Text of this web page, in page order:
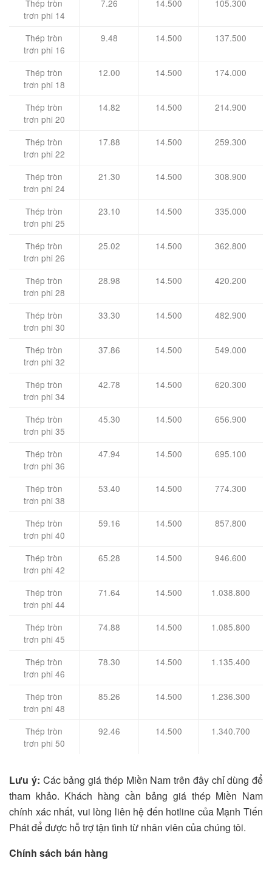
Thép tròn
trơn phi 14
7.26 14.500 105.300
Thép tròn
trơn phi 16
9.48 14.500 137.500
Thép tròn
trơn phi 18
12.00 14.500 174.000
Thép tròn
trơn phi 20
14.82 14.500 214.900
Thép tròn
trơn phi 22
17.88 14.500 259.300
Thép tròn
trơn phi 24
21.30 14.500 308.900
Thép tròn
trơn phi 25
23.10 14.500 335.000
Thép tròn
trơn phi 26
25.02 14.500 362.800
Thép tròn
trơn phi 28
28.98 14.500 420.200
Thép tròn
trơn phi 30
33.30 14.500 482.900
Thép tròn
trơn phi 32
37.86 14.500 549.000
Thép tròn
trơn phi 34
42.78 14.500 620.300
Thép tròn
trơn phi 35
45.30 14.500 656.900
Thép tròn
trơn phi 36
47.94 14.500 695.100
Thép tròn
trơn phi 38
53.40 14.500 774.300
Thép tròn
trơn phi 40
59.16 14.500 857.800
Thép tròn
trơn phi 42
65.28 14.500 946.600
Thép tròn
trơn phi 44
71.64 14.500 1.038.800
Thép tròn
trơn phi 45
74.88 14.500 1.085.800
Thép tròn
trơn phi 46
78.30 14.500 1.135.400
Thép tròn
trơn phi 48
85.26 14.500 1.236.300
Thép tròn
trơn phi 50
92.46 14.500 1.340.700
Lưu ý: Các bảng giá thép Miền Nam trên đây chỉ dùng để
tham khảo. Khách hàng cần bảng giá thép Miền Nam
chính xác nhất, vui lòng liên hệ đến hotline của Mạnh Tiến
Phát để được hỗ trợ tận tình từ nhân viên của chúng tôi.
Chính sách bán hàng